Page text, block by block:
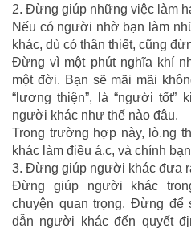
2. Đừng giúp những việc làm
Nếu có người nhờ bạn làm
khác, dù có thân thiết, cũng
Đừng vì một phút nghĩa khí
một đời. Bạn sẽ mãi mãi
“lương thiện”, là “người tốt”
người khác như thế nào đâu.
Trong trường hợp này, lò.ng
khác làm điều á.c, và chính
3. Đừng giúp người khác đưa
Đừng giúp người khác
chuyện quan trọng. Đừng để
dẫn người khác đến quyết